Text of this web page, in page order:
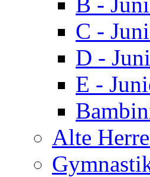
C -
D -
E -
Alte